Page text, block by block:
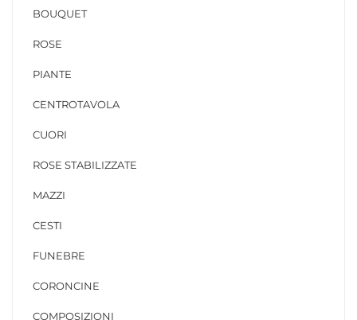
BOUQUET
ROSE
PIANTE
CENTROTAVOLA
CUORI
ROSE STABILIZZATE
MAZZI
CESTI
FUNEBRE
CORONCINE
COMPOSIZIONI